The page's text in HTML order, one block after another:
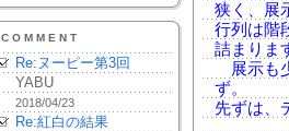
COMMENT
Re:ヌーピー第3回
YABU
2018/04/23
Re:紅白の結果
狭く、展
行列は階
詰まりま
展示も
ず。
先ずは、